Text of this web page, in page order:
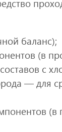
баланс);
(в
с
— для
(в